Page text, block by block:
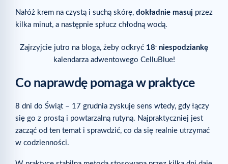
Nałóż krem na czystą i suchą skórę, dokładnie masuj przez
kilka minut, a następnie spłucz chłodną wodą.
Zajrzyjcie jutro na bloga, żeby odkryć 18. niespodziankę
kalendarza adwentowego CelluBlue!
Co naprawdę pomaga w praktyce
8 dni do Świąt – 17 grudnia zyskuje sens wtedy, gdy łączy
się go z prostą i powtarzalną rutyną. Najpraktyczniej jest
zacząć od ten temat i sprawdzić, co da się realnie utrzymać
w codzienności.